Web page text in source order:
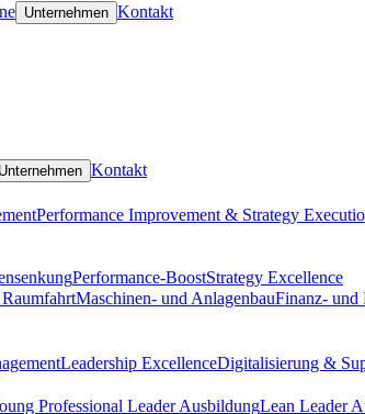
Unternehmen Kontakt
Unternehmen Kontakt
Performance Improvement & Strategy
Performance-BoostStrategy Excellence
Maschinen- und AnlagenbauFinanz- und
Leadership ExcellenceDigitalisierung &
Professional Leader AusbildungLean Leader